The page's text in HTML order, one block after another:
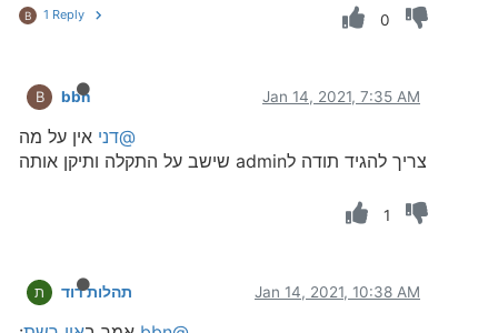
B 1 Reply 0
B bbn Jan 14, 2021, 7:35 AM
@דני אין על מה
צריך להגיד תודה לadmin שישב על התקלה ותיקן אותה
1
ת תהלות דוד Jan 14, 2021, 10:38 AM